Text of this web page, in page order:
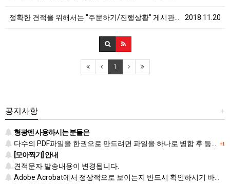
2018.11.20
정확한 견적을 위해서는 "주문하기/진행상황" 게시판을 …
1
+
공지사항
형광펜 사용하시는 분들은
+1
다수의 PDF파일을 한권으로 만드려면 파일을 하나로 병합 후 등록하시기 바랍니다.
[모아찍기] 안내
견적문자 발송내용이 변경됩니다.
Adobe Acrobat에서 정상적으로 보이는지 반드시 확인하시기 바랍니다.